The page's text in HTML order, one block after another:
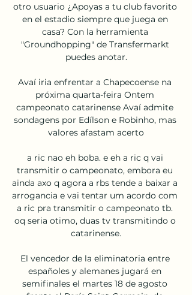
otro usuario ¿Apoyas a tu club favorito
en el estadio siempre que juega en
casa? Con la herramienta
"Groundhopping" de Transfermarkt
puedes anotar.
Avaí iria enfrentar a Chapecoense na
próxima quarta-feira Ontem
campeonato catarinense Avaí admite
sondagens por Edílson e Robinho, mas
valores afastam acerto
a ric nao eh boba. e eh a ric q vai
transmitir o campeonato, embora eu
ainda axo q agora a rbs tende a baixar a
arrogancia e vai tentar um acordo com
a ric pra transmitir o campeonato tb.
oq seria otimo, duas tv transmitindo o
catarinense.
El vencedor de la eliminatoria entre
españoles y alemanes jugará en
semifinales el martes 18 de agosto